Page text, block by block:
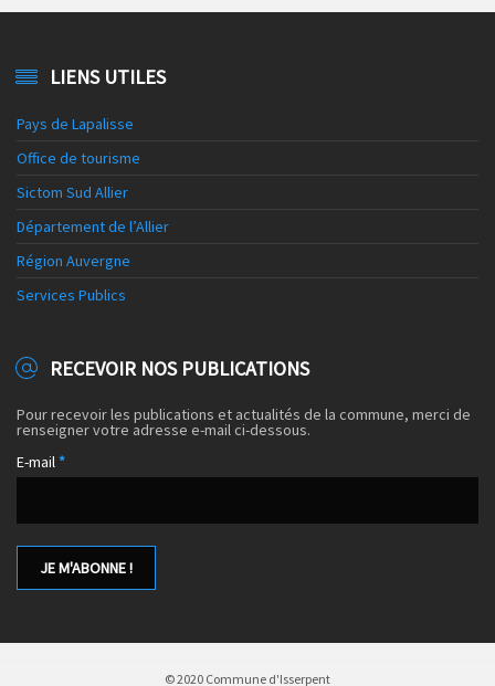
LIENS UTILES
Pays de Lapalisse
Office de tourisme
Sictom Sud Allier
Département de l’Allier
Région Auvergne
Services Publics
RECEVOIR NOS PUBLICATIONS
Pour recevoir les publications et actualités de la commune, merci de
renseigner votre adresse e-mail ci-dessous.
E-mail *
© 2020 Commune d'Isserpent